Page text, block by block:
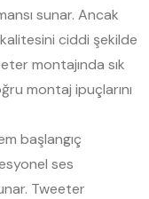
sunar. Ancak
ciddi şekilde
montajında sık
montaj ipuçlarını
başlangıç
ses
Tweeter